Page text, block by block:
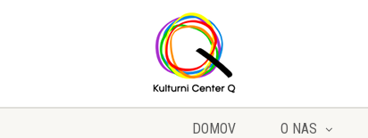
DOMOV O NAS